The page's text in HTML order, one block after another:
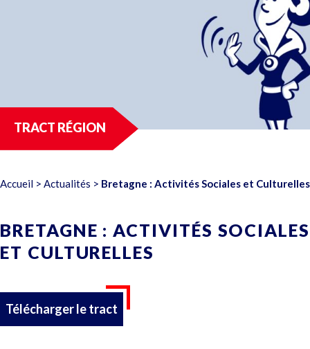
TRACT RÉGION
Accueil > Actualités > Bretagne : Activités Sociales et Culturelles
BRETAGNE : ACTIVITÉS SOCIALES
ET CULTURELLES
Télécharger le tract